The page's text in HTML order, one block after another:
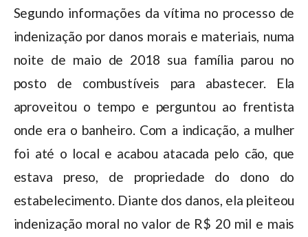
Segundo informações da vítima no processo de
indenização por danos morais e materiais, numa
noite de maio de 2018 sua família parou no
posto de combustíveis para abastecer. Ela
aproveitou o tempo e perguntou ao frentista
onde era o banheiro. Com a indicação, a mulher
foi até o local e acabou atacada pelo cão, que
estava preso, de propriedade do dono do
estabelecimento. Diante dos danos, ela pleiteou
indenização moral no valor de R$ 20 mil e mais